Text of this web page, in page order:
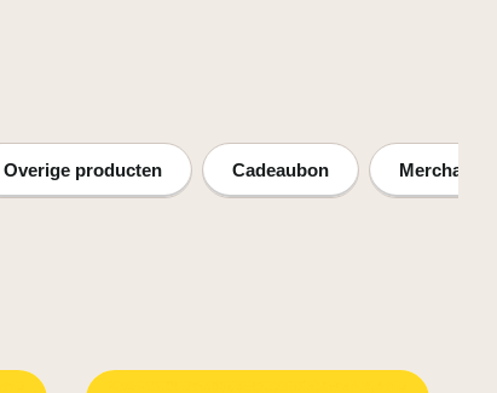
Overige producten Cadeaubon